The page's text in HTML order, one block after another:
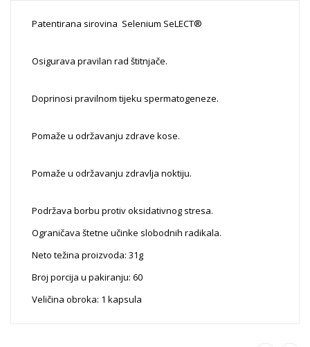
Patentirana sirovina Selenium SeLECT®
Osigurava pravilan rad štitnjače.
Doprinosi pravilnom tijeku spermatogeneze.
Pomaže u održavanju zdrave kose.
Pomaže u održavanju zdravlja noktiju.
Podržava borbu protiv oksidativnog stresa.
Ograničava štetne učinke slobodnih radikala.
Neto težina proizvoda: 31g
Broj porcija u pakiranju: 60
Veličina obroka: 1 kapsula